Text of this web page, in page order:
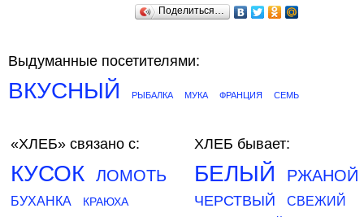
Поделиться…
Выдуманные посетителями:
ВКУСНЫЙ РЫБАЛКА МУКА ФРАНЦИЯ СЕМЬ
«ХЛЕБ» связано с:
КУСОК ЛОМОТЬ
БУХАНКА
КРАЮХА
ХЛЕБ бывает:
БЕЛЫЙ РЖАНОЙ
ЧЕРСТВЫЙ
СВЕЖИЙ